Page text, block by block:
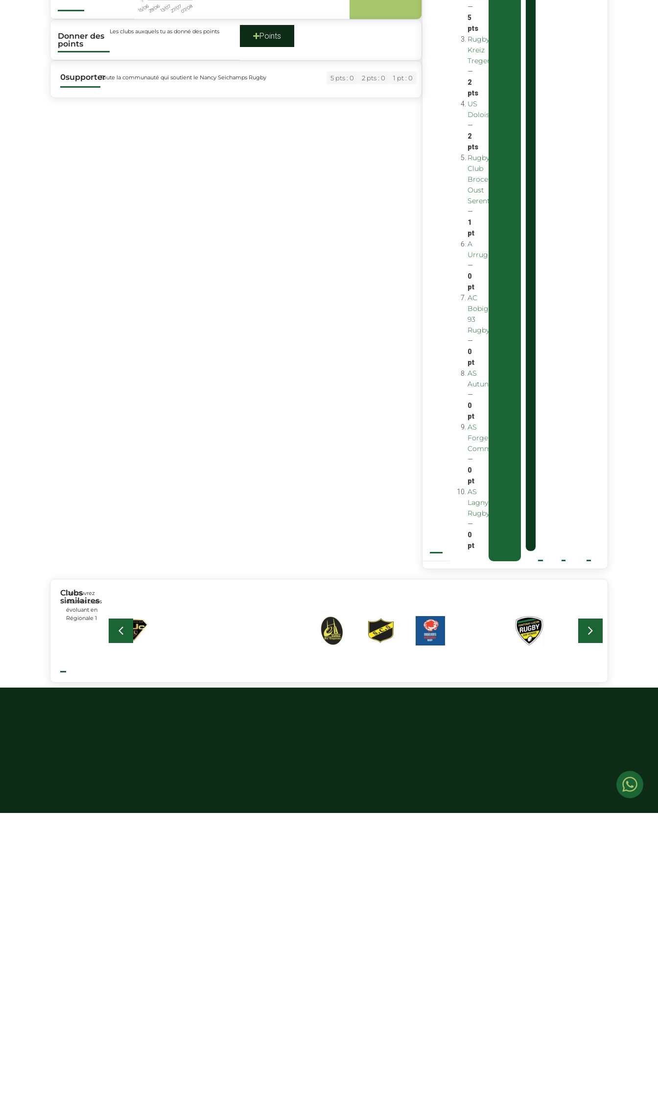
15/0629/0613/0727/0707/08
Donner des
points
Les clubs auxquels tu as donné des points Points
0supporter 5 pts : 0 2 pts : 0 1 pt : 0
Toute la communauté qui soutient le Nancy Seichamps Rugby
—
5
pts
Rugby
Kreiz
Treger
—
2
pts
US
Doloise
—
2
pts
Rugby
Club
Broceliande
Oust
Serent
—
1
pt
A
Urrugnarrak
—
0
pt
AC
Bobigny
93
Rugby
—
0
pt
AS
Autunoise
—
0
pt
AS
Forgeron
Commentryens
—
0
pt
AS
Lagny
Rugby
—
0
pt
Clubs
similaires
Découvrez
d’autres clubs
évoluant en
Régionale 1